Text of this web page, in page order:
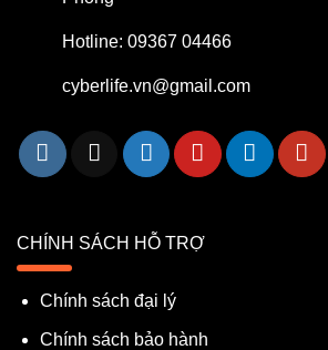
Hotline: 09367 04466
cyberlife.vn@gmail.com
CHÍNH SÁCH HỖ TRỢ
Chính sách đại lý
Chính sách bảo hành